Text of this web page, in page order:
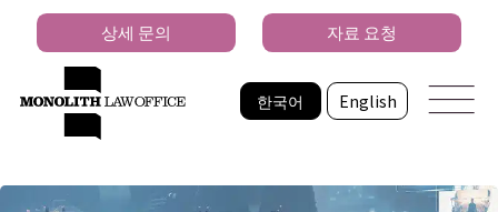
한국어 English
상세 문의 자료 요청